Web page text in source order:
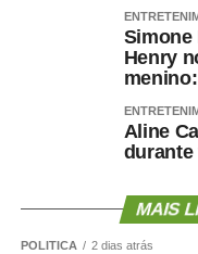
Simone
Henry
menino:
Aline
durante
MAIS
POLÍTICA 2 dias atrás